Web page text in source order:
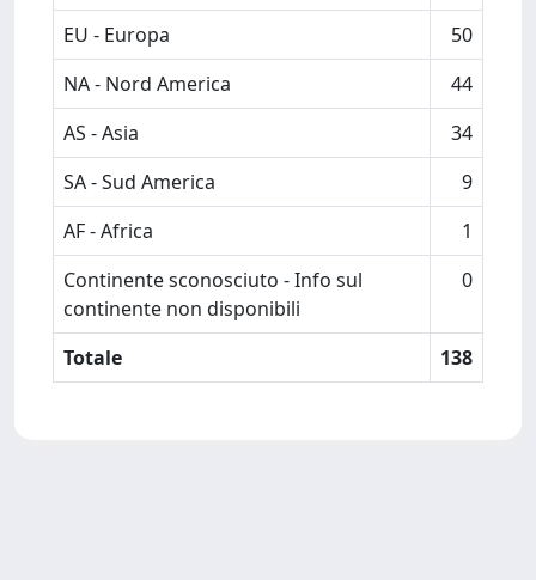
EU - Europa
50
NA - Nord America
44
AS - Asia
34
SA - Sud America
9
AF - Africa
1
Continente sconosciuto - Info sul
continente non disponibili
0
Totale 138